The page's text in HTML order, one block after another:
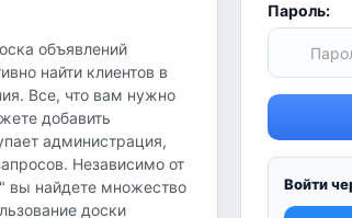
объявлений
найти клиентов в
Все, что вам нужно
добавить
администрация,
Независимо от
вы найдете множество
доски
Пароль:
Войти